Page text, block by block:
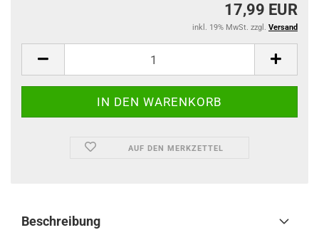
17,99 EUR
inkl. 19% MwSt. zzgl. Versand
AUF DEN MERKZETTEL
Beschreibung